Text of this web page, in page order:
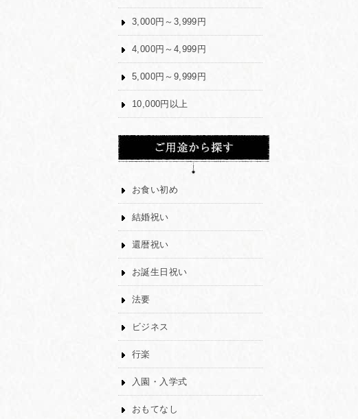
3,000円～3,999円
4,000円～4,999円
5,000円～9,999円
10,000円以上
お食い初め
結婚祝い
還暦祝い
お誕生日祝い
法要
ビジネス
行楽
入園・入学式
おもてなし